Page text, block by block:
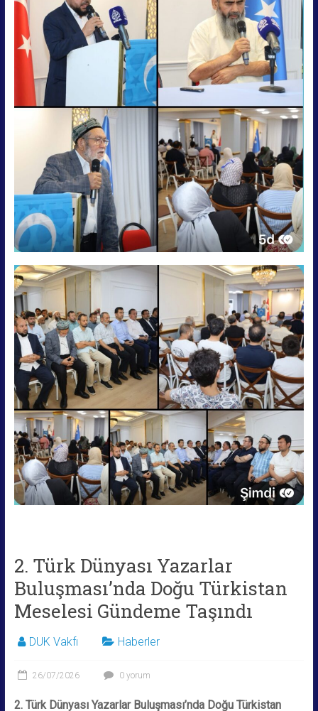
2. Türk Dünyası Yazarlar
Buluşması’nda Doğu Türkistan
Meselesi Gündeme Taşındı
DUK Vakfı Haberler
26/07/2026 0 yorum
2. Türk Dünyası Yazarlar Buluşması’nda Doğu Türkistan